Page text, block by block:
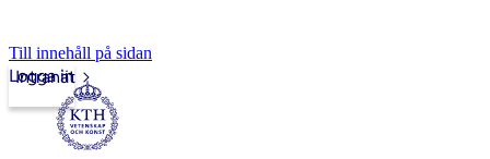
Till innehåll på sidan
Intranät
Logga in